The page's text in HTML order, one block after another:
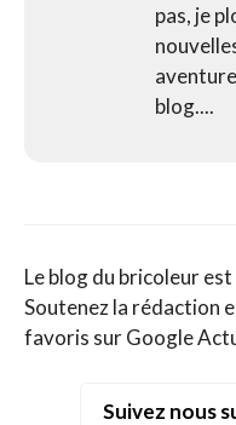
pas, je
blog....
Le blog du bricoleur
Soutenez la rédaction
favoris sur Google
Suivez nous